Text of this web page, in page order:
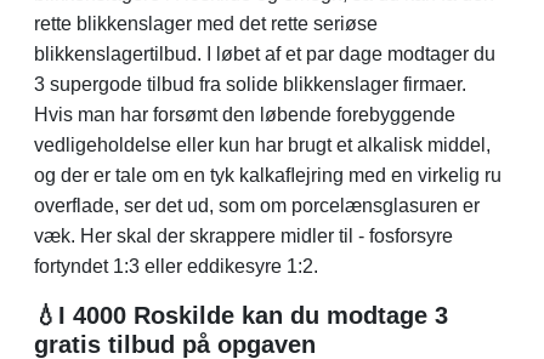
rette blikkenslager med det rette seriøse
blikkenslagertilbud. I løbet af et par dage modtager du
3 supergode tilbud fra solide blikkenslager firmaer.
Hvis man har forsømt den løbende forebyggende
vedligeholdelse eller kun har brugt et alkalisk middel,
og der er tale om en tyk kalkaﬂejring med en virkelig ru
overflade, ser det ud, som om porcelænsglasuren er
væk. Her skal der skrappere midler til - fosforsyre
fortyndet 1:3 eller eddikesyre 1:2.
💧I 4000 Roskilde kan du modtage 3
gratis tilbud på opgaven